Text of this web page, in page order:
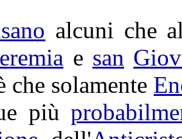
alcuni che
e san
che solamente
più